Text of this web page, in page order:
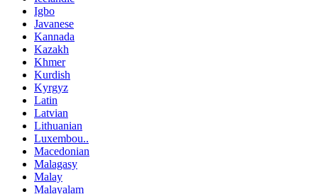
Igbo
Javanese
Kannada
Kazakh
Khmer
Kurdish
Kyrgyz
Latin
Latvian
Lithuanian
Luxembou..
Macedonian
Malagasy
Malay
Malayalam